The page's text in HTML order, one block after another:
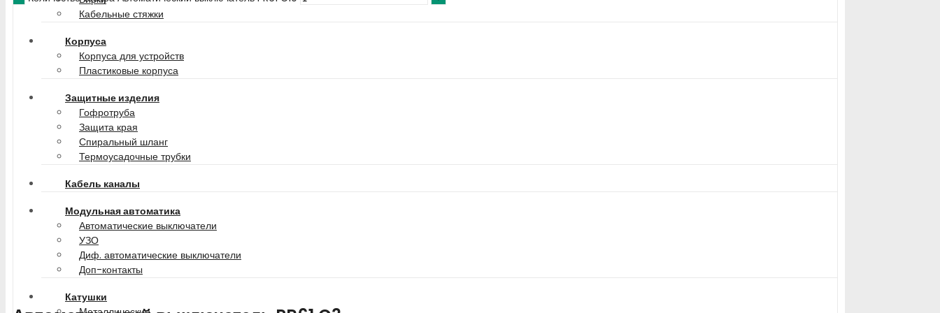
Кабельные стяжки
Корпуса
Корпуса для устройств
Пластиковые корпуса
Защитные изделия
Гофротруба
Защита края
Спиральный шланг
Термоусадочные трубки
Кабель каналы
Модульная автоматика
Автоматические выключатели
УЗО
Диф. автоматические выключатели
Доп-контакты
Катушки